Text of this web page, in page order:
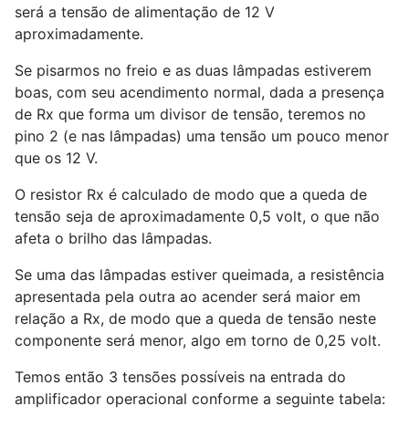
será a tensão de alimentação de 12 V
aproximadamente.
Se pisarmos no freio e as duas lâmpadas estiverem
boas, com seu acendimento normal, dada a presença
de Rx que forma um divisor de tensão, teremos no
pino 2 (e nas lâmpadas) uma tensão um pouco menor
que os 12 V.
O resistor Rx é calculado de modo que a queda de
tensão seja de aproximadamente 0,5 volt, o que não
afeta o brilho das lâmpadas.
Se uma das lâmpadas estiver queimada, a resistência
apresentada pela outra ao acender será maior em
relação a Rx, de modo que a queda de tensão neste
componente será menor, algo em torno de 0,25 volt.
Temos então 3 tensões possíveis na entrada do
amplificador operacional conforme a seguinte tabela: